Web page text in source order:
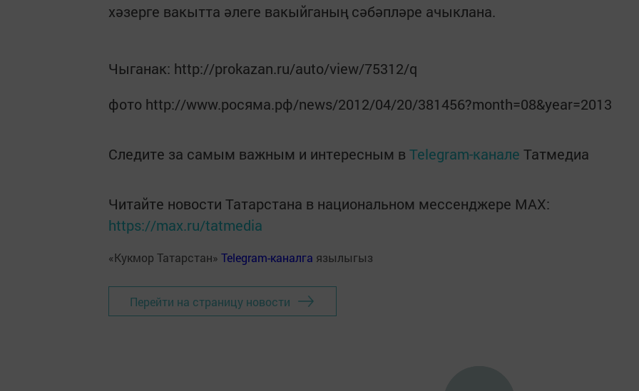
хәзерге вакытта әлеге вакыйганың сәбәпләре ачыклана.
Чыганак: http://prokazan.ru/auto/view/75312/q
фото http://www.росяма.рф/news/2012/04/20/381456?month=08&year=2013
Следите за самым важным и интересным в Telegram-канале Татмедиа
Читайте новости Татарстана в национальном мессенджере MАХ:
https://max.ru/tatmedia
«Кукмор Татарстан» Telegram-каналга язылыгыз
Перейти на страницу новости